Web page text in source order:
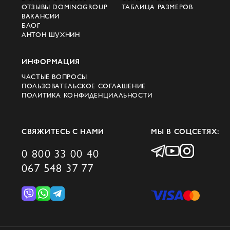
для молодых инновационных спортивных
брендов. Это помогло On быстро
привлечь внимание клиентов и выйти на
Философия бренда
Миссия Running On — вдохновлять
оно помогает войти в состояние потока и
почувствовать свободу действий.
Поэтому бренд рассматривает свою
продукцию не просто как спортивную
экипировку, а как инструмент, который
делает бег и активный образ жизни более
ОТЗЫВЫ DOMINOGROUP
ВАКАНСИИ
БЛОГ
АНТОН ШУХНИН
ТАБЛИЦА РАЗМЕРОВ
ИНФОРМАЦИЯ
ЧАСТЫЕ ВОПРОСЫ
ПОЛЬЗОВАТЕЛЬСКОЕ СОГЛАШЕНИЕ
ПОЛИТИКА КОНФИДЕНЦИАЛЬНОСТИ
СВЯЖИТЕСЬ С НАМИ
0 800 33 00 40
067 548 37 77
МЫ В СОЦСЕТЯХ: